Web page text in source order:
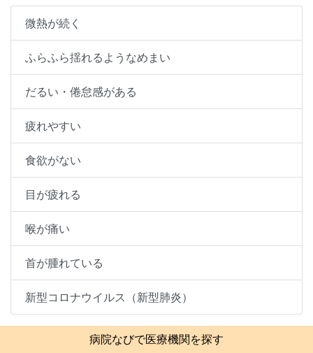
微熱が続く
ふらふら揺れるようなめまい
だるい・倦怠感がある
疲れやすい
食欲がない
目が疲れる
喉が痛い
首が腫れている
新型コロナウイルス（新型肺炎）
病院なびで医療機関を探す